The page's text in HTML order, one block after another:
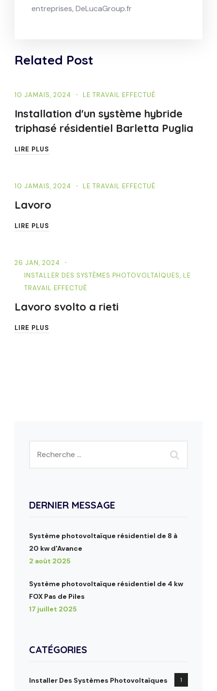
entreprises, DeLucaGroup.fr
Related Post
10 JAMAIS, 2024 LE TRAVAIL EFFECTUÉ
Installation d'un système hybride
triphasé résidentiel Barletta Puglia
LIRE PLUS
10 JAMAIS, 2024 LE TRAVAIL EFFECTUÉ
Lavoro
LIRE PLUS
26 JAN, 2024
INSTALLER DES SYSTÈMES PHOTOVOLTAÏQUES, LE
TRAVAIL EFFECTUÉ
Lavoro svolto a rieti
LIRE PLUS
DERNIER MESSAGE
Système photovoltaïque résidentiel de 8 à
20 kw d'Avance
2 août 2025
Système photovoltaïque résidentiel de 4 kw
FOX Pas de Piles
17 juillet 2025
CATÉGORIES
Installer Des Systèmes Photovoltaïques 1